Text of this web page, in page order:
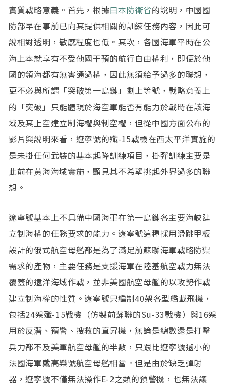
實質戰略意義。首先，根據日本防衛省的說明，中國國
防部早在事前已向其提供相關的訓練任務內容，因此可
說相對透明，敏感程度也低。其次，各國海軍平時在公
海上本就享有不受他國干預的航行自由權利，即便於他
國的領海都有無害通過權，因此無須給予過多的聯想，
更不必與所謂「突破第一島鏈」劃上等號，戰略意義上
的「突破」只能體現於海空軍能否有能力於戰時在該海
域及其上空建立制海權與制空權，但從中國方面公布的
影片與說明來看，遼寧號的殲-15戰機在西太平洋實施的
是未掛任何武裝的基本起降訓練項目，掛彈訓練主要是
此前在黃海海域實施，顯見其不希望挑起外界過多的聯
想。
遼寧號基本上不具備中國海軍在第一島鏈各主要海峽建
立制海權的任務要求的能力。遼寧號這種採用滑跳甲板
設計的俄式航空母艦都是為了滿足前蘇聯海軍戰略防禦
需求的產物，主要任務是支援海軍在陸基航空戰力無法
覆蓋的遠洋海域作戰，並非美國航空母艦的以攻勢作戰
建立制海權的性質。遼寧號只編制40架各型艦載飛機，
包括24架殲-15戰機（仿製前蘇聯的Su-33戰機）與16架
用於反潛、預警、搜救的直昇機，無論是總數還是打擊
兵力都不及美軍航空母艦的半數，只跟比遼寧號還小的
法國海軍戴高樂號航空母艦相當。但是由於缺乏彈射
器，遼寧號不僅無法操作E-2之類的預警機，也無法讓